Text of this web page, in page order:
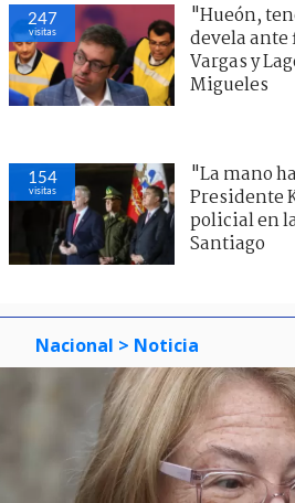
247
visitas
"Hueón,
devela ante
Vargas y
Migueles
154
visitas
"La mano
Presidente
policial en
Santiago
Nacional > Noticia